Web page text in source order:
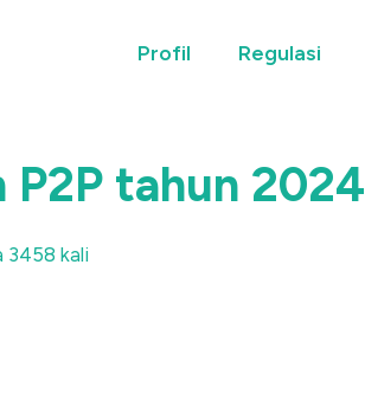
Profil Regulasi
P2P tahun 2024
3458 kali